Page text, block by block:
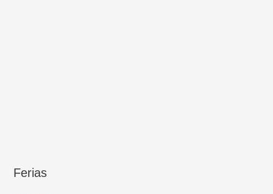
Ferias